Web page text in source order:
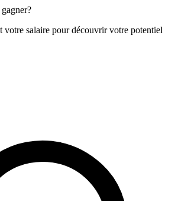
votre salaire pour découvrir votre potentiel